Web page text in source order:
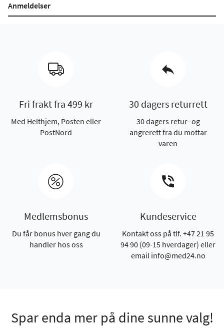
Anmeldelser
Fri frakt fra 499 kr
Med Helthjem, Posten eller
PostNord
30 dagers returrett
30 dagers retur- og
angrerett fra du mottar
varen
Medlemsbonus
Du får bonus hver gang du
handler hos oss
Kundeservice
Kontakt oss på tlf. +47 21 95
94 90 (09-15 hverdager) eller
email info@med24.no
Spar enda mer på dine sunne valg!